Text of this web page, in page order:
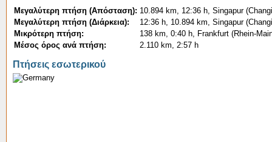
Μεγαλύτερη πτήση (Απόσταση): 10.894 km, 12:36 h, Singapur
Μεγαλύτερη πτήση (Διάρκεια):
12:36 h, 10.894 km, Singapur
Μικρότερη πτήση:
138 km, 0:40 h, Frankfurt (Rhein-
Μέσος όρος ανά πτήση:
2.110 km, 2:57 h
Πτήσεις εσωτερικού